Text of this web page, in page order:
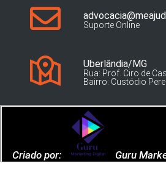
Suporte Online
Uberlândia/MG
Rua: Prof. Ciro de
Bairro: Custódio
Criado por:
Guru
Todos os Direitos